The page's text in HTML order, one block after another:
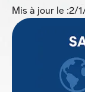
Mis à jour le :2/